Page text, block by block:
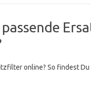
online? So findest